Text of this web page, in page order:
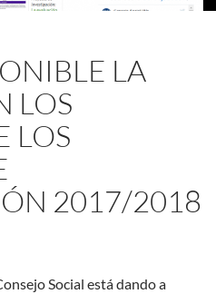
LA
LOS
LOS
2017/2018
Social está dando a